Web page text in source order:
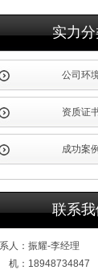
实力
公司环
资质证
成功案例
联系
人：振耀-李经理
机：18948734847